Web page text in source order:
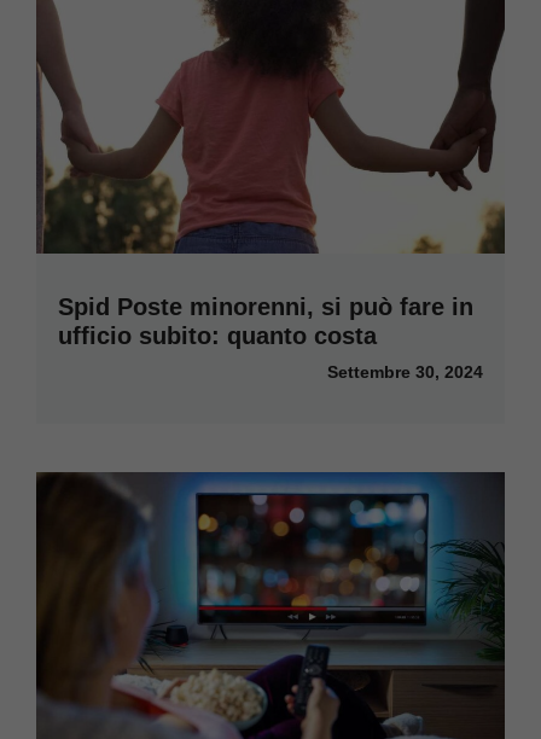
Spid Poste minorenni, si può fare in
ufficio subito: quanto costa
Settembre 30, 2024